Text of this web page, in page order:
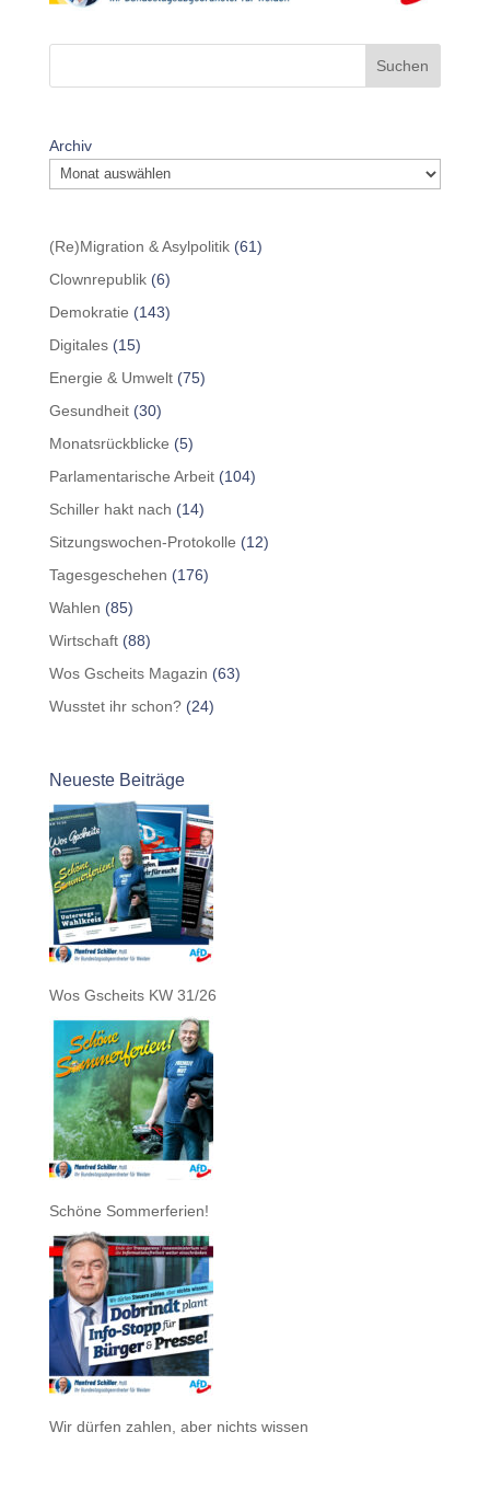
Suchen
Archiv
(Re)Migration & Asylpolitik(61)
Clownrepublik(6)
Demokratie (143)
Digitales(15)
Energie & Umwelt(75)
Gesundheit(30)
Monatsrückblicke (5)
Parlamentarische Arbeit(104)
Schiller hakt nach (14)
Sitzungswochen-Protokolle (12)
Tagesgeschehen (176)
Wahlen (85)
Wirtschaft(88)
Wos Gscheits Magazin (63)
Wusstet ihr schon?(24)
Neueste Beiträge
Wos Gscheits KW 31/26
Schöne Sommerferien!
Wir dürfen zahlen, aber nichts wissen